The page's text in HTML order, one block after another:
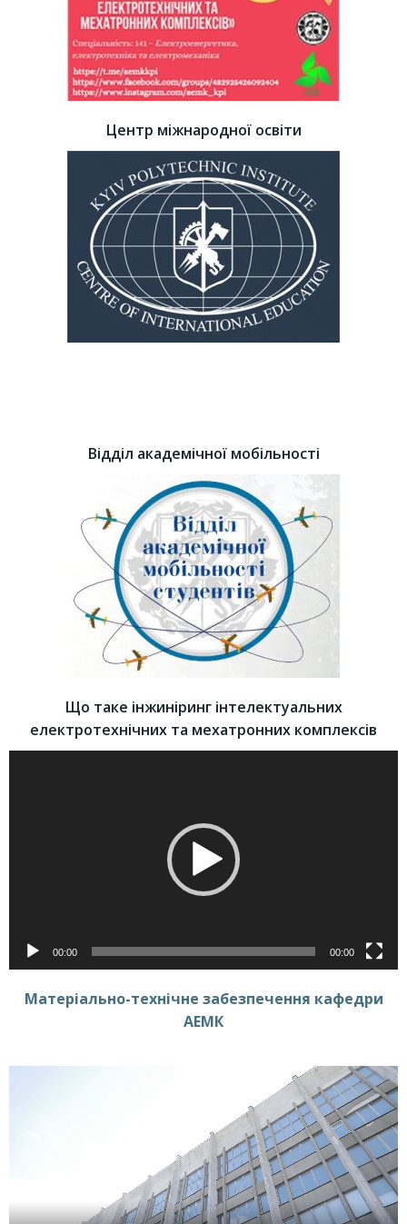
Центр міжнародної освіти
Відділ академічної мобільності
Що таке інжиніринг інтелектуальних
електротехнічних та мехатронних комплексів
00:00 00:00
Матеріально-технічне забезпечення кафедри
АЕМК